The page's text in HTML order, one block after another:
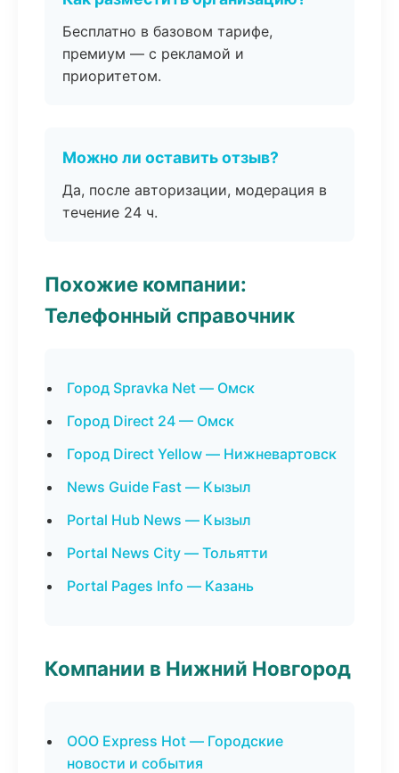
Бесплатно в базовом тарифе,
премиум — с рекламой и
приоритетом.
Можно ли оставить отзыв?
Да, после авторизации, модерация в
течение 24 ч.
Похожие компании:
Телефонный справочник
Город Spravka Net — Омск
Город Direct 24 — Омск
Город Direct Yellow — Нижневартовск
News Guide Fast — Кызыл
Portal Hub News — Кызыл
Portal News City — Тольятти
Portal Pages Info — Казань
Компании в Нижний Новгород
ООО Express Hot — Городские
новости и события